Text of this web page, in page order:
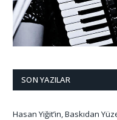
SON YAZILAR
Hasan Yiğit’in, Baskıdan